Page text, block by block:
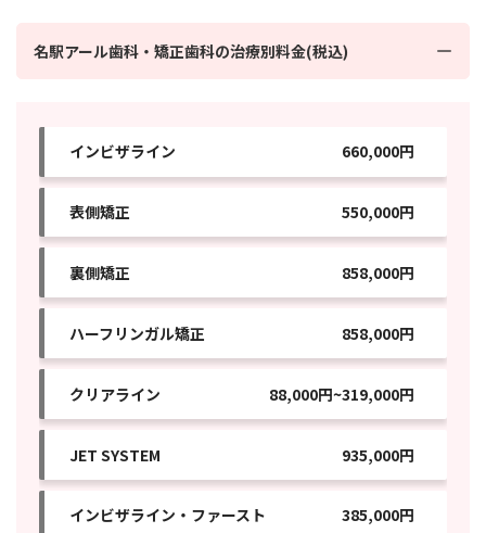
名駅アール歯科・矯正歯科の治療別料金(税込)
インビザライン 660,000円
表側矯正 550,000円
裏側矯正 858,000円
ハーフリンガル矯正 858,000円
クリアライン 88,000円~319,000円
JET SYSTEM 935,000円
インビザライン・ファースト 385,000円